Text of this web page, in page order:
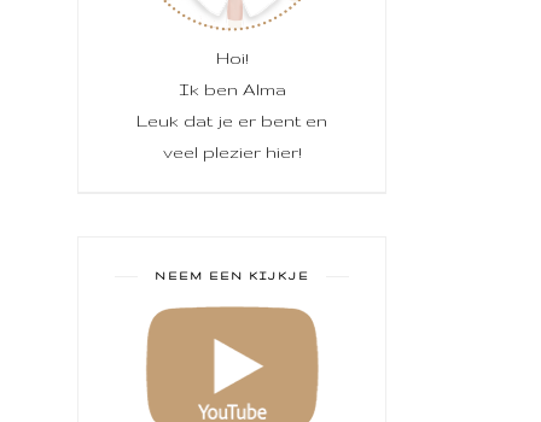
Hoi!
Ik ben Alma
Leuk dat je er bent en
veel plezier hier!
NEEM EEN KIJKJE